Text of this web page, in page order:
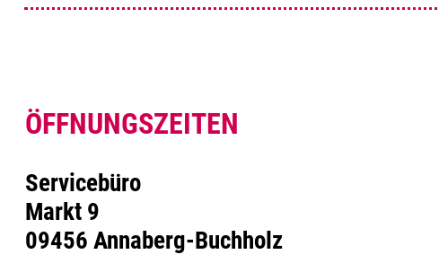
ÖFFNUNGSZEITEN
Servicebüro
Markt 9
09456 Annaberg-Buchholz